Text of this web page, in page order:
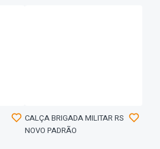
CALÇA BRIGADA MILITAR RS
NOVO PADRÃO